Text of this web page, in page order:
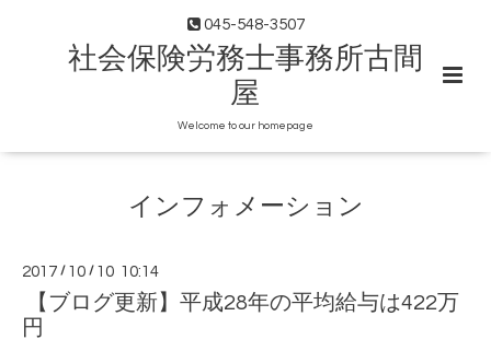
045-548-3507
社会保険労務士事務所古間
屋
Welcome to our homepage
インフォメーション
2017 / 10 / 10 10:14
【ブログ更新】平成28年の平均給与は422万
円